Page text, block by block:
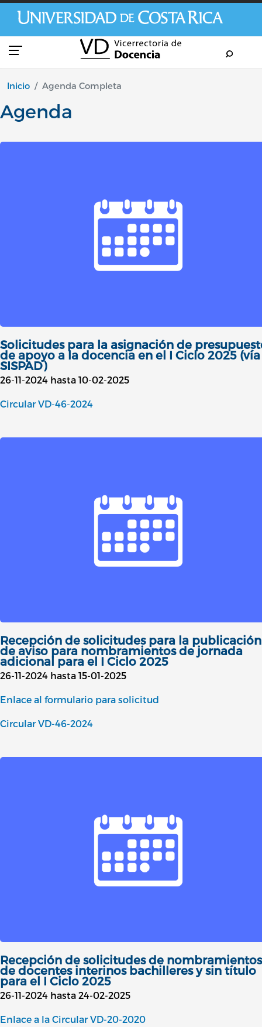
Pasar al contenido principal
Inicio Agenda Completa
Agenda
Solicitudes para la asignación de
de apoyo a la docencia en el I Ciclo 2025 (vía
SISPAD)
26-11-2024 hasta 10-02-2025
Circular VD-46-2024
Recepción de solicitudes para la publicación
de aviso para nombramientos de jornada
adicional para el I Ciclo 2025
26-11-2024 hasta 15-01-2025
Enlace al formulario para solicitud
Circular VD-46-2024
Recepción de solicitudes de nombramientos
de docentes interinos bachilleres y sin título
para el I Ciclo 2025
26-11-2024 hasta 24-02-2025
Enlace a la Circular VD-20-2020